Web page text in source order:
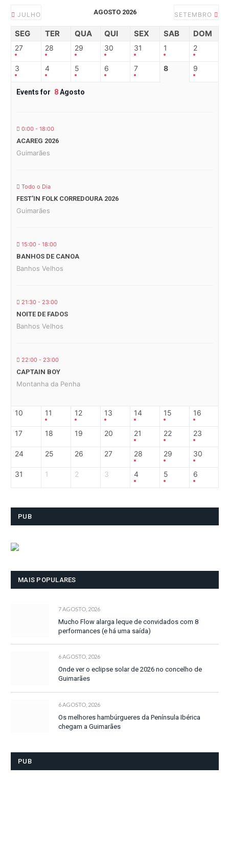
JULHO AGOSTO 2026 SETEMBRO
SEG TER QUA QUI SEX SAB DOM
27 28 29 30 31 1 2
3 4 5 6 7 8 9
Events for 8Agosto
0:00 - 18:00
ACAREG 2026
Guimarães
Todo o Dia
FEST’IN FOLK CORREDOURA 2026
Guimarães
15:00 - 18:00
BANHOS DE CANOA
Banhos Velhos
21:30 - 23:00
NOITE DE FADOS
Banhos Velhos
22:00 - 23:00
CAPTAIN BOY
Montanha da Penha
10 11 12 13 14 15 16
17 18 19 20 21 22 23
24 25 26 27 28 29 30
31 1 2 3 4 5 6
PUB
MAIS POPULARES
7 AGOSTO, 2026
Mucho Flow alarga leque de convidados com 8
performances (e há uma saída)
6 AGOSTO, 2026
Onde ver o eclipse solar de 2026 no concelho de
Guimarães
6 AGOSTO, 2026
Os melhores hambúrgueres da Península Ibérica
chegam a Guimarães
PUB